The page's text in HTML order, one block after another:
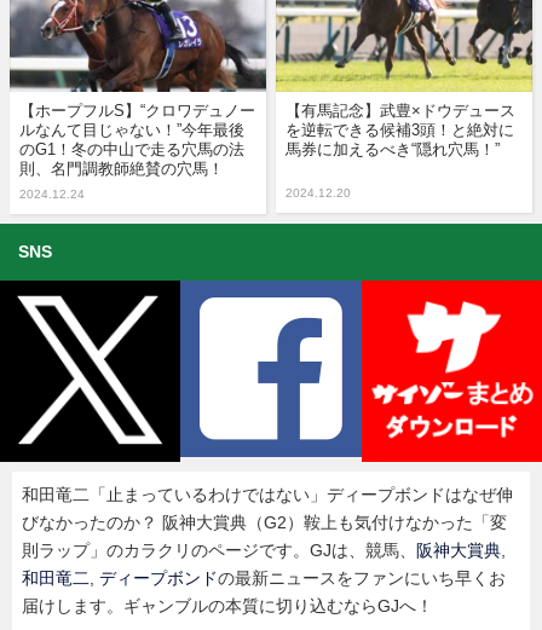
【ホープフルS】“クロワデュノー
ルなんて目じゃない！”今年最後
のG1！冬の中山で走る穴馬の法
則、名門調教師絶賛の穴馬！
2024.12.24
【有馬記念】武豊×ドウデュース
を逆転できる候補3頭！と絶対に
馬券に加えるべき“隠れ穴馬！”
2024.12.20
SNS
和田竜二「止まっているわけではない」ディープボンドはなぜ伸
びなかったのか？ 阪神大賞典（G2）鞍上も気付けなかった「変
則ラップ」のカラクリのページです。GJは、競馬、 阪神大賞典
和田竜二
ディープボンドの最新ニュースをファンにいち早くお
届けします。ギャンブルの本質に切り込むならGJへ！